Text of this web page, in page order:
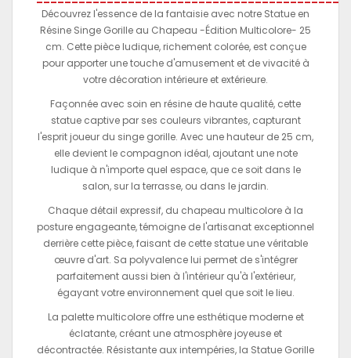
Découvrez l'essence de la fantaisie avec notre Statue en
Résine Singe Gorille au Chapeau -Édition Multicolore- 25
cm. Cette pièce ludique, richement colorée, est conçue
pour apporter une touche d'amusement et de vivacité à
votre décoration intérieure et extérieure.
Façonnée avec soin en résine de haute qualité, cette
statue captive par ses couleurs vibrantes, capturant
l'esprit joueur du singe gorille. Avec une hauteur de 25 cm,
elle devient le compagnon idéal, ajoutant une note
ludique à n'importe quel espace, que ce soit dans le
salon, sur la terrasse, ou dans le jardin.
Chaque détail expressif, du chapeau multicolore à la
posture engageante, témoigne de l'artisanat exceptionnel
derrière cette pièce, faisant de cette statue une véritable
œuvre d'art. Sa polyvalence lui permet de s'intégrer
parfaitement aussi bien à l'intérieur qu'à l'extérieur,
égayant votre environnement quel que soit le lieu.
La palette multicolore offre une esthétique moderne et
éclatante, créant une atmosphère joyeuse et
décontractée. Résistante aux intempéries, la Statue Gorille